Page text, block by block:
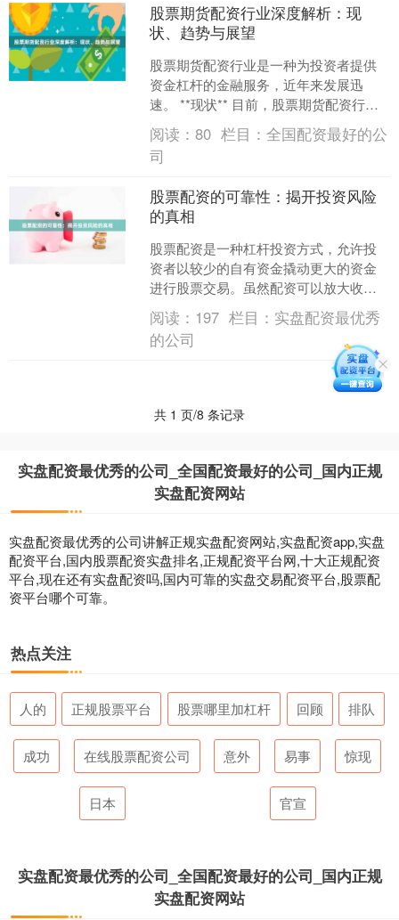
股票期货配资行业深度解析：现
状、趋势与展望
股票期货配资行业是一种为投资者提供
资金杠杆的金融服务，近年来发展迅
速。 **现状** 目前，股票期货配资行业
规模庞大，参与者众多。配资公司主要
通过互联网平台提供....
阅读：80 栏目：全国配资最好的公
司
股票配资的可靠性：揭开投资风险
的真相
股票配资是一种杠杆投资方式，允许投
资者以较少的自有资金撬动更大的资金
进行股票交易。虽然配资可以放大收
益，但它也带来了更高的风险。 **配资
的风险** * **爆....
阅读： 197 栏目： 实盘配资最优秀
的公司
共 1 页/8 条记录
实盘配资最优秀的公司_全国配资最好的公司_国内正规
实盘配资网站
实盘配资最优秀的公司讲解正规实盘配资网站,实盘配资app,实盘
配资平台,国内股票配资实盘排名,正规配资平台网,十大正规配资
平台,现在还有实盘配资吗,国内可靠的实盘交易配资平台,股票配
资平台哪个可靠。
热点关注
人的 正规股票平台 股票哪里加杠杆 回顾 排队
成功 在线股票配资公司 意外 易事 惊现
日本 官宣
实盘配资最优秀的公司_全国配资最好的公司_国内正规
实盘配资网站